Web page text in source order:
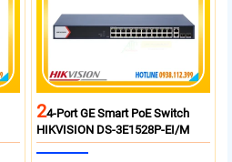
24-Port GE Smart PoE Switch
HIKVISION DS-3E1528P-EI/M